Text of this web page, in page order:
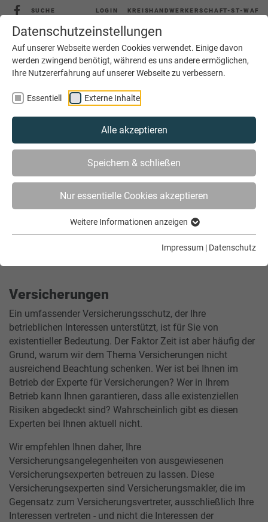
Datenschutzeinstellungen
Auf unserer Webseite werden Cookies verwendet. Einige davon
werden zwingend benötigt, während es uns andere ermöglichen,
Ihre Nutzererfahrung auf unserer Webseite zu verbessern.
Essentiell Externe Inhalte
Alle akzeptieren
Speichern & schließen
Nur essentielle Cookies akzeptieren
Weitere Informationen anzeigen
Impressum | Datenschutz
SUCHE LOGIN KREISHANDWERKERSCHAFT-ST-WAF
MENÜ
SERVICE
VERSICHERUNGEN
IHRE ANSPRECHPARTNER IN SACHEN
VERSICHERUNGSSCHUTZ IM KREIS WARENDORF
Versicherungen
Ein umfassender Versicherungsschutz, der Ihre
betrieblichen Interessen unterstützt, ist für Sie von
existentieller Bedeutung. Der Faktor Zeit ist aber häufig der
Grund, warum wir dem Thema Versicherungen nicht
ausreichend Beachtung schenken. Wer ist bei Ihnen im
Betrieb der Experte für Versicherungen? Wer in Ihrem
Betrieb kann Ihnen garantieren, dass alle existenziellen
Risiken abgedeckt sind? Wahrscheinlich gibt es diesen
Experten bei Ihnen aktuell nicht.
Wir empfehlen Ihnen daher, Ihre
Versicherungsangelegenheiten von ausgewiesenen
Versicherungsexperten betreuen zu lassen. Diese
Versicherungsexperten sind Versicherungsmakler, die im
Gegensatz zum Versicherungsvertreter, ausschließlich Ihre
Interessen vertreten - und nicht die Interessen der